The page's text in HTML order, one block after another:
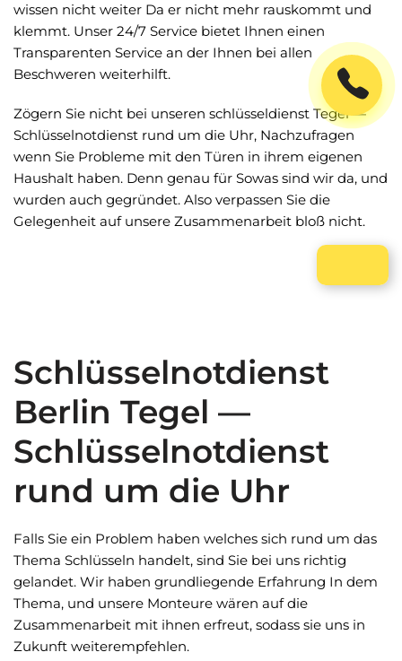
wissen nicht weiter Da er nicht mehr rauskommt und
klemmt. Unser 24/7 Service bietet Ihnen einen
Transparenten Service an der Ihnen bei allen
Beschweren weiterhilft.
Zögern Sie nicht bei unseren schlüsseldienst Tegel —
Schlüsselnotdienst rund um die Uhr, Nachzufragen
wenn Sie Probleme mit den Türen in ihrem eigenen
Haushalt haben. Denn genau für Sowas sind wir da, und
wurden auch gegründet. Also verpassen Sie die
Gelegenheit auf unsere Zusammenarbeit bloß nicht.
Schlüsselnotdienst
Berlin Tegel —
Schlüsselnotdienst
rund um die Uhr
Falls Sie ein Problem haben welches sich rund um das
Thema Schlüsseln handelt, sind Sie bei uns richtig
gelandet. Wir haben grundliegende Erfahrung In dem
Thema, und unsere Monteure wären auf die
Zusammenarbeit mit ihnen erfreut, sodass sie uns in
Zukunft weiterempfehlen.